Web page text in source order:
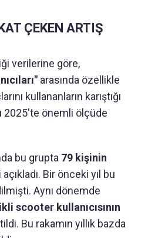
ÇEKEN ARTIŞ
verilerine göre,
arasında özellikle
kullananların karıştığı
2025'te önemli ölçüde
bu grupta 79 kişinin
açıkladı. Bir önceki yıl bu
Aynı dönemde
scooter kullanıcısının
Bu rakamın yıllık bazda